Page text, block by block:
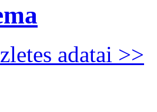
adatai >>